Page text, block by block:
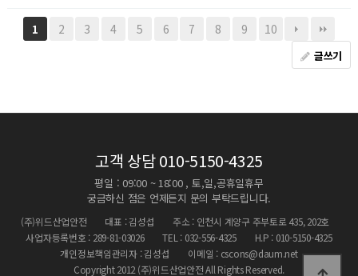
1 2 3 4 5 6 7 8 9 10
글쓰기
고객 상담010-5150-4325
평일 : 09:00 ~ 18:00 , 토,일,공휴일휴무
궁금하신 점은 언제든지 문의 부탁드립니다.
(주)위드산업안전 대표 : 김성섭
주소 : 인천시 계양구 주부토로 435, 202호
사업자등록번호 : 289-81-03026
TEL : 032-556-4325
H.P : 010-5150-4325
개인정보책임관리자 : 김성섭
이메일 : cscons@daum.net
Copyright 2012 (주)위드산업안전 All Rights Reserved.